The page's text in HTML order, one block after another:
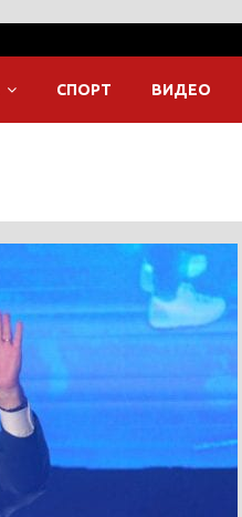
СПОРТ ВИДЕО